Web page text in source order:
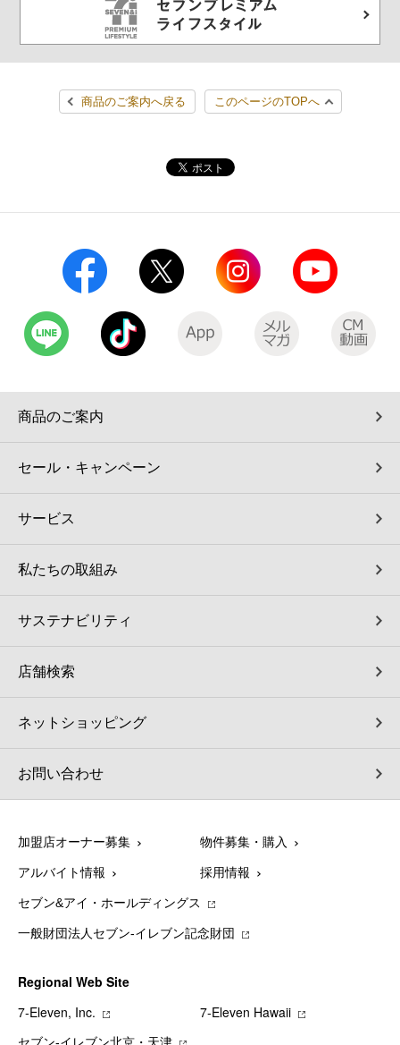
商品のご案内へ戻る このページのTOPへ
商品のご案内
セール・キャンペーン
サービス
私たちの取組み
サステナビリティ
店舗検索
ネットショッピング
お問い合わせ
加盟店オーナー募集 物件募集・購入
アルバイト情報 採用情報
セブン&アイ・ホールディングス
一般財団法人セブン-イレブン記念財団
Regional Web Site
7‐Eleven, Inc.
7‐Eleven Hawaii